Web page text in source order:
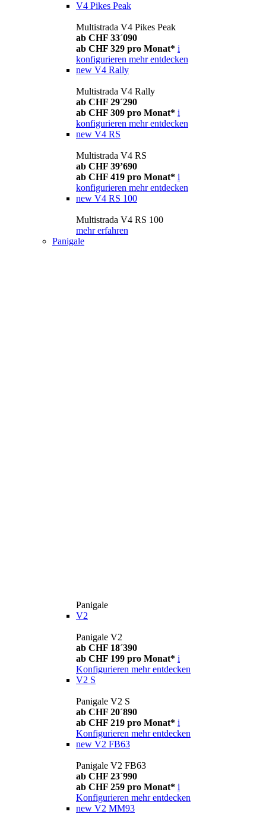
V4 Pikes Peak
Multistrada V4 Pikes Peak
ab CHF 33´090
ab CHF 329 pro Monat* i
konfigurieren mehr entdecken
new V4 Rally
Multistrada V4 Rally
ab CHF 29´290
ab CHF 309 pro Monat* i
konfigurieren mehr entdecken
new V4 RS
Multistrada V4 RS
ab CHF 39’690
ab CHF 419 pro Monat* i
konfigurieren mehr entdecken
new V4 RS 100
Multistrada V4 RS 100
mehr erfahren
Panigale
Panigale
V2
Panigale V2
ab CHF 18´390
ab CHF 199 pro Monat* i
Konfigurieren mehr entdecken
V2 S
Panigale V2 S
ab CHF 20´890
ab CHF 219 pro Monat* i
Konfigurieren mehr entdecken
new V2 FB63
Panigale V2 FB63
ab CHF 23´990
ab CHF 259 pro Monat* i
Konfigurieren mehr entdecken
new V2 MM93